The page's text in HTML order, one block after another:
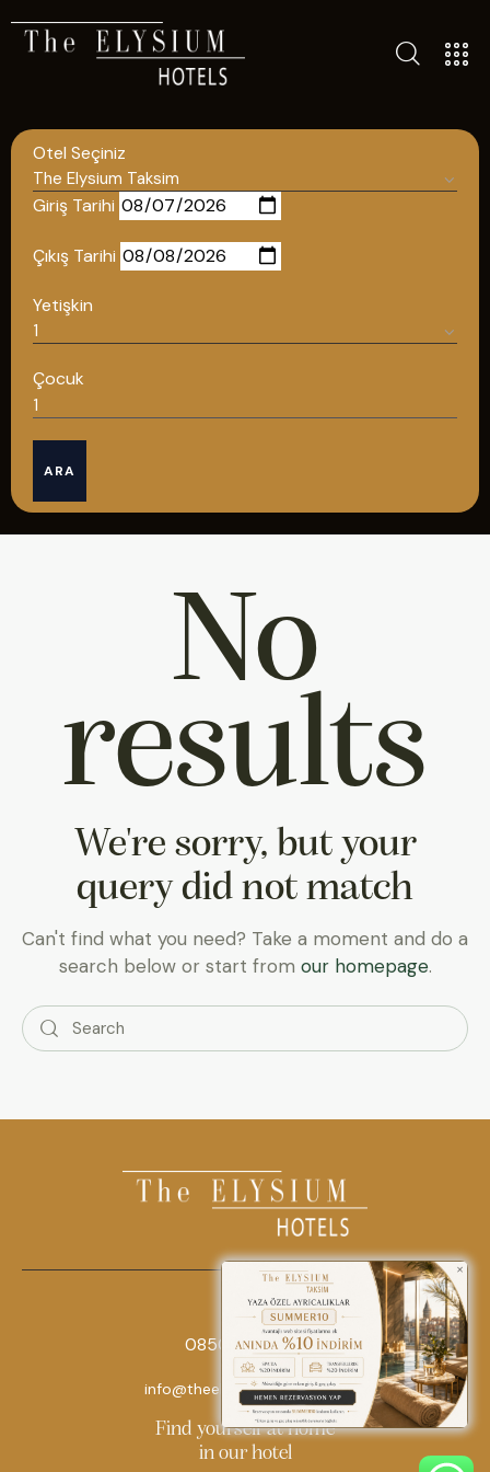
Otel Seçiniz
Giriş Tarihi
Çıkış Tarihi
Yetişkin
Çocuk
ARA
No
results
We're sorry, but your
query did not match
Can't find what you need? Take a moment and do a
search below or start from our homepage.
0850 242 18 18
info@theelysiumhotels.com
Find yourself at home
in our hotel
TÜM OTELLERIMIZ
POLITIKALAR
GIZLILIK POLITIKASI
Türkçe
08502421818